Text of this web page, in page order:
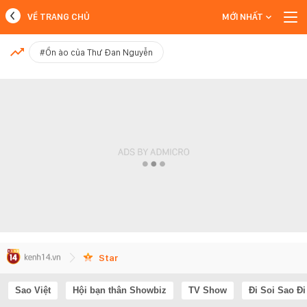
MỚI NHẤT
VỀ TRANG CHỦ MỚI NHẤT
#Ồn ào của Thư Đan Nguyễn
Star
Sao Việt Hội bạn thân Showbiz TV Show Đi Soi Sao Đi